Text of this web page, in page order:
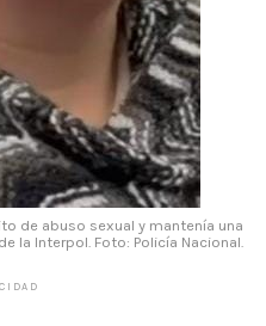
de abuso sexual y mantenía una
la Interpol. Foto: Policía Nacional.